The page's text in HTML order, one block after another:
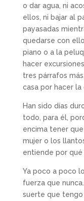
o dar agua, ni
ellos, ni bajar al
payasadas
quedarse con
piano o a la
hacer
tres párrafos
casa por hacer
Han sido días
todo, para él,
encima tener
mujer o los
entiende por qué
Ya poco a poco
fuerza que
suerte que tengo